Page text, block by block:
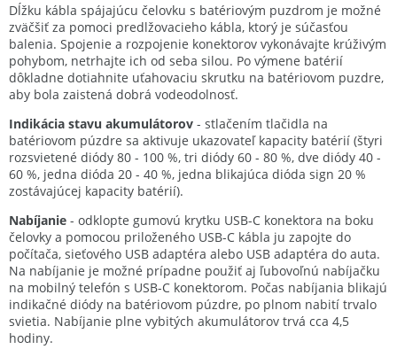
Dĺžku kábla spájajúcu čelovku s batériovým puzdrom je možné
zväčšiť za pomoci predlžovacieho kábla, ktorý je súčasťou
balenia. Spojenie a rozpojenie konektorov vykonávajte krúživým
pohybom, netrhajte ich od seba silou. Po výmene batérií
dôkladne dotiahnite uťahovaciu skrutku na batériovom puzdre,
aby bola zaistená dobrá vodeodolnosť.
Indikácia stavu akumulátorov - stlačením tlačidla na
batériovom púzdre sa aktivuje ukazovateľ kapacity batérií (štyri
rozsvietené diódy 80 - 100 %, tri diódy 60 - 80 %, dve diódy 40 -
60 %, jedna dióda 20 - 40 %, jedna blikajúca dióda sign 20 %
zostávajúcej kapacity batérií).
Nabíjanie - odklopte gumovú krytku USB-C konektora na boku
čelovky a pomocou priloženého USB-C kábla ju zapojte do
počítača, sieťového USB adaptéra alebo USB adaptéra do auta.
Na nabíjanie je možné prípadne použiť aj ľubovoľnú nabíjačku
na mobilný telefón s USB-C konektorom. Počas nabíjania blikajú
indikačné diódy na batériovom púzdre, po plnom nabití trvalo
svietia. Nabíjanie plne vybitých akumulátorov trvá cca 4,5
hodiny.